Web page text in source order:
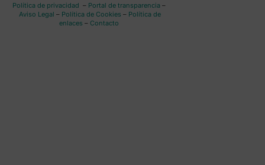
Política de privacidad – Portal de transparencia–
Aviso Legal – Política de Cookies – Política de
enlaces – Contacto